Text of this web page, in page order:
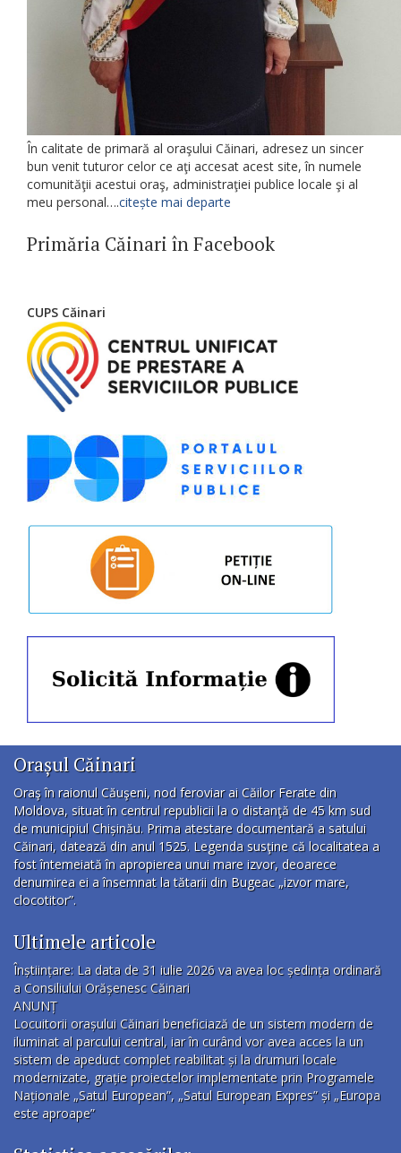
În calitate de primară al oraşului Căinari, adresez un sincer
bun venit tuturor celor ce aţi accesat acest site, în numele
comunităţii acestui oraş, administraţiei publice locale şi al
meu personal….citește mai departe
Primăria Căinari în Facebook
CUPS Căinari
Orașul Căinari
Oraş în raionul Căuşeni, nod feroviar ai Căilor Ferate din
Moldova, situat în centrul republicii la o distanţă de 45 km sud
de municipiul Chișinău. Prima atestare documentară a satului
Căinari, datează din anul 1525. Legenda susţine că localitatea a
fost întemeiată în apropierea unui mare izvor, deoarece
denumirea ei a însemnat la tătarii din Bugeac „izvor mare,
clocotitor”.
Ultimele articole
Înștiințare: La data de 31 iulie 2026 va avea loc ședința ordinară
a Consiliului Orășenesc Căinari
ANUNȚ
Locuitorii orașului Căinari beneficiază de un sistem modern de
iluminat al parcului central, iar în curând vor avea acces la un
sistem de apeduct complet reabilitat și la drumuri locale
modernizate, grație proiectelor implementate prin Programele
Naționale „Satul European”, „Satul European Expres” și „Europa
este aproape”